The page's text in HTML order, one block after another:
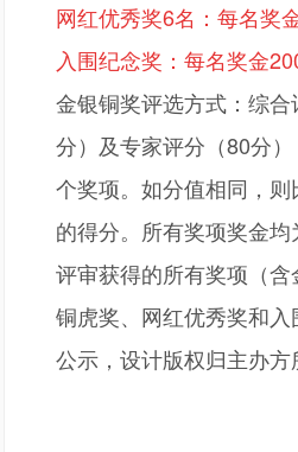
网红优秀奖6名：每名奖
入围纪念奖：每名奖金
金银铜奖评选方式：综合
分）及专家评分（80分
个奖项。如分值相同，
的得分。所有奖项奖金
评审获得的所有奖项（含
铜虎奖、网红优秀奖和
公示，设计版权归主办方